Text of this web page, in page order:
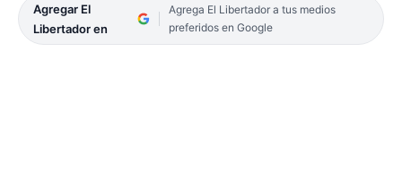
Agregar El
Libertador en
Agrega El Libertador a tus medios
preferidos en Google